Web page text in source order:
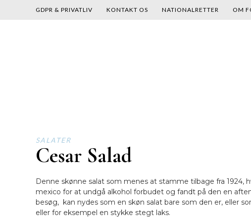
GDPR & PRIVATLIV KONTAKT OS NATIONALRETTER OM
SALATER
Cesar Salad
Denne skønne salat som menes at stamme tilbage fra 1924,
mexico for at undgå alkohol forbudet og fandt på den en
besøg, kan nydes som en skøn salat bare som den er, eller
eller for eksempel en stykke stegt laks.